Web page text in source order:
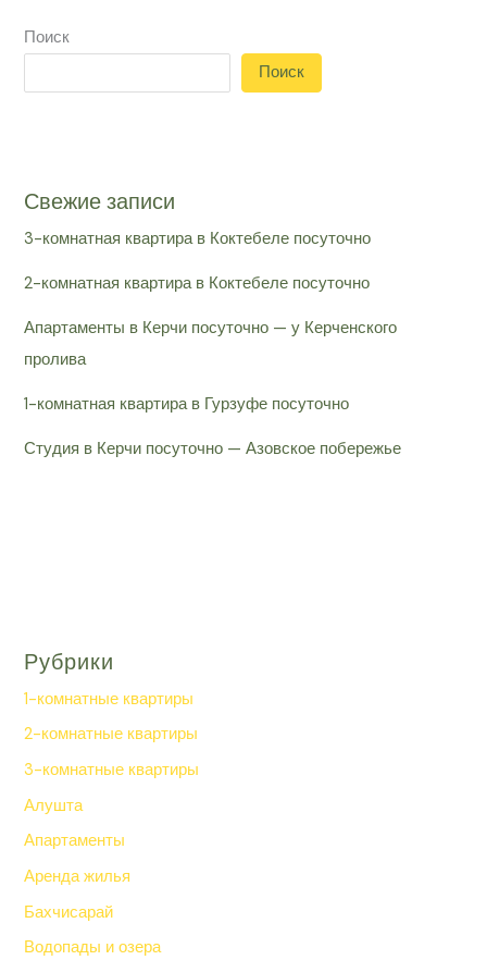
Поиск
Поиск
Свежие записи
3-комнатная квартира в Коктебеле посуточно
2-комнатная квартира в Коктебеле посуточно
Апартаменты в Керчи посуточно — у Керченского
пролива
1-комнатная квартира в Гурзуфе посуточно
Студия в Керчи посуточно — Азовское побережье
Рубрики
1-комнатные квартиры
2-комнатные квартиры
3-комнатные квартиры
Алушта
Апартаменты
Аренда жилья
Бахчисарай
Водопады и озера